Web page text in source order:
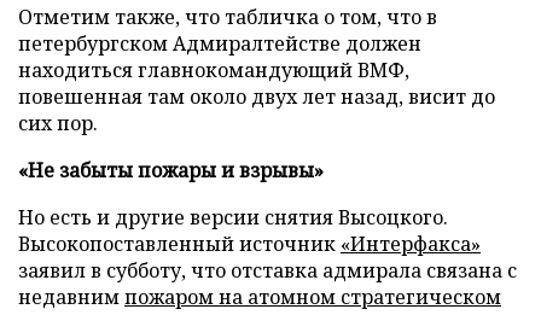
Отметим также, что табличка о том, что в
петербургском Адмиралтействе должен
находиться главнокомандующий ВМФ,
повешенная там около двух лет назад, висит до
сих пор.
«Не забыты пожары и взрывы»
Но есть и другие версии снятия Высоцкого.
Высокопоставленный источник «Интерфакса»
заявил в субботу, что отставка адмирала связана с
недавнимпожаром на атомном стратегическом